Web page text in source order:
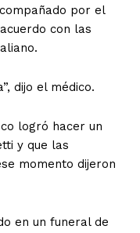
por el
con las
dijo el médico.
logró hacer un
y que las
momento dijeron
en un funeral de